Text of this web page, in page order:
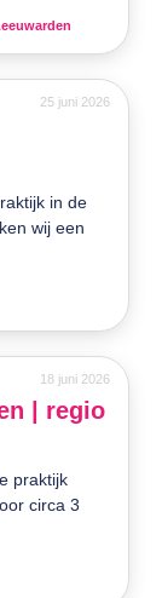
25 juni 2026
in de
wij een
18 juni 2026
| regio
praktijk
circa 3